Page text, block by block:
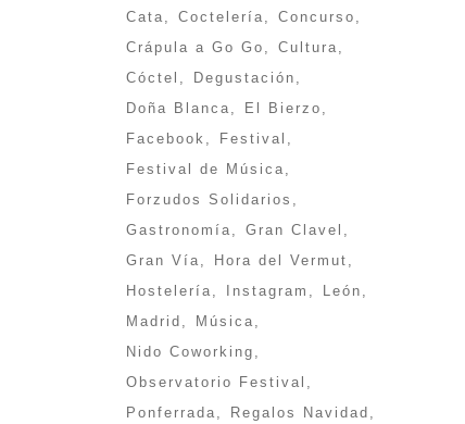
Cata
Coctelería
Concurso
Crápula a Go Go
Cultura
Cóctel
Degustación
Doña Blanca
El Bierzo
Facebook
Festival
Festival de Música
Forzudos Solidarios
Gastronomía
Gran Clavel
Gran Vía
Hora del Vermut
Hostelería
Instagram
León
Madrid
Música
Nido Coworking
Observatorio Festival
Ponferrada
Regalos Navidad